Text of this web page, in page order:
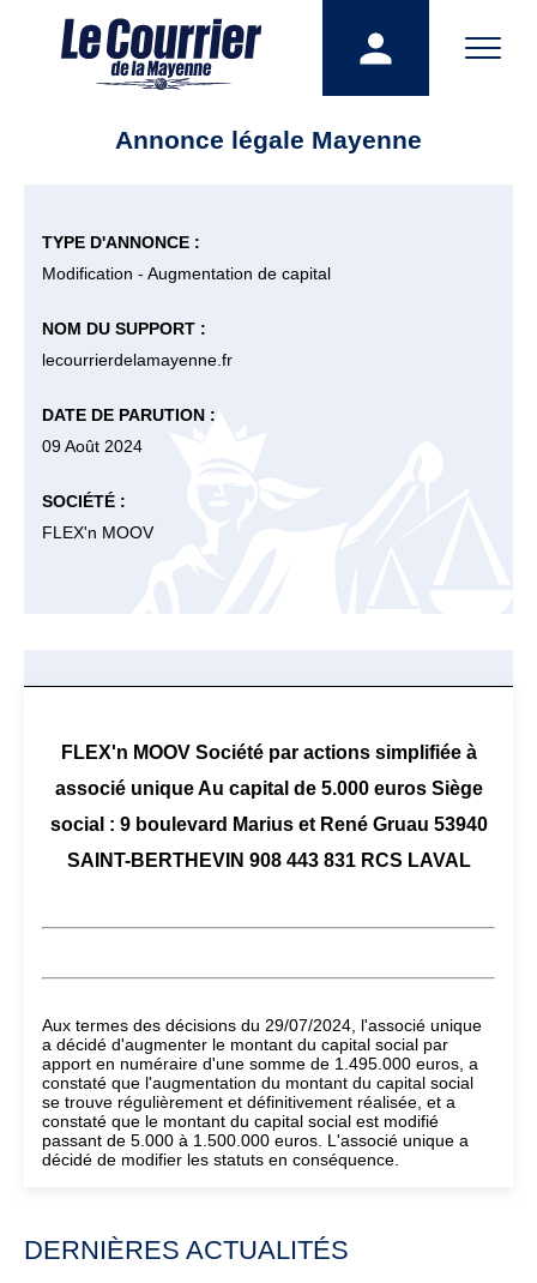
Annonce légale Mayenne
TYPE D'ANNONCE :
Modification - Augmentation de capital
NOM DU SUPPORT :
lecourrierdelamayenne.fr
DATE DE PARUTION :
09 Août 2024
SOCIÉTÉ :
FLEX'n MOOV
FLEX'n MOOV Société par actions simplifiée à
associé unique Au capital de 5.000 euros Siège
social : 9 boulevard Marius et René Gruau 53940
SAINT-BERTHEVIN 908 443 831 RCS LAVAL
Aux termes des décisions du 29/07/2024, l'associé unique
a décidé d'augmenter le montant du capital social par
apport en numéraire d'une somme de 1.495.000 euros, a
constaté que l'augmentation du montant du capital social
se trouve régulièrement et définitivement réalisée, et a
constaté que le montant du capital social est modifié
passant de 5.000 à 1.500.000 euros. L'associé unique a
décidé de modifier les statuts en conséquence.
DERNIÈRES ACTUALITÉS